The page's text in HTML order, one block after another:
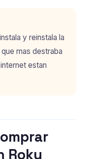
y reinstala la
mas destraba
estan
Roku